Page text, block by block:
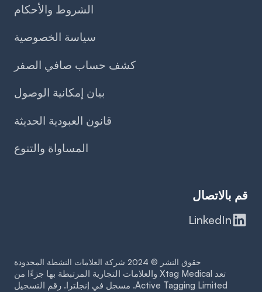
الشروط والأحكام
سياسة الخصوصية
كشف حساب صافي الصفر
بيان إمكانية الوصول
قانون العبودية الحديثة
المساواة والتنوع
قم بالاتصال
LinkedIn
حقوق النشر © 2024 شركة العلامات النشطة المحدودة
تعد Xtag Medical والعلامات التجارية المرتبطة بها جزءًا من
Active Tagging Limited. مسجل في إنجلترا. رقم التسجيل